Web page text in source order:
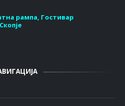
рампа, Гостивар